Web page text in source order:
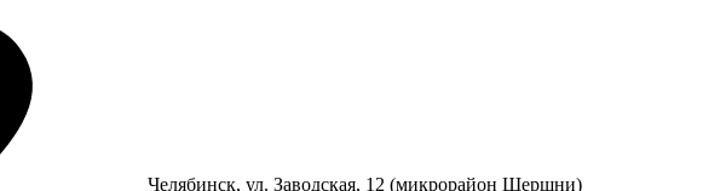
Челябинск, ул. Заводская, 12 (микрорайон Шершни)